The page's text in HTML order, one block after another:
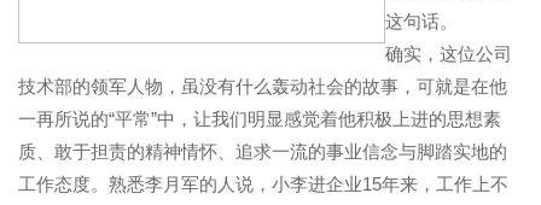
这句话。
确实，这位公司
技术部的领军人物，虽没有什么轰动社会的故事，可就是在他
一再所说的“平常”中，让我们明显感觉着他积极上进的思想素
质、敢于担责的精神情怀、追求一流的事业信念与脚踏实地的
工作态度。熟悉李月军的人说，小李进企业15年来，工作上不